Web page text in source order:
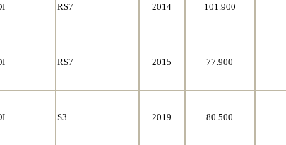
RS7 2014 101.900
RS7 2015 77.900
S3 2019 80.500